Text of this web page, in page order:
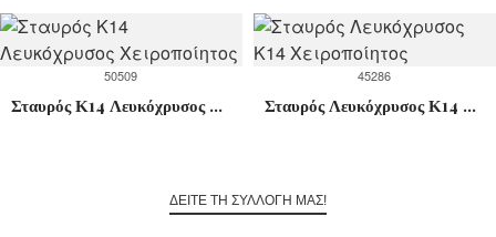
50509
Σταυρός Κ14 Λευκόχρυσος Χειροποίητος
45286
Σταυρός Λευκόχρυσος Κ14 Χειροποίητος
ΔΕΙΤΕ ΤΗ ΣΥΛΛΟΓΗ ΜΑΣ!